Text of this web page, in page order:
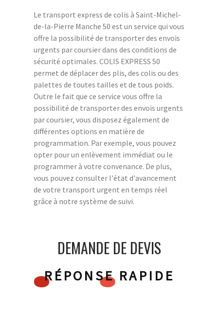
Le transport express de colis à Saint-Michel-
de-la-Pierre Manche 50 est un service qui vous
offre la possibilité de transporter des envois
urgents par coursier dans des conditions de
sécurité optimales. COLIS EXPRESS 50
permet de déplacer des plis, des colis ou des
palettes de toutes tailles et de tous poids.
Outre le fait que ce service vous offre la
possibilité de transporter des envois urgents
par coursier, vous disposez également de
différentes options en matière de
programmation. Par exemple, vous pouvez
opter pour un enlèvement immédiat ou le
programmer à votre convenance. De plus,
vous pouvez consulter l'état d'avancement
de votre transport urgent en temps réel
grâce à notre système de suivi.
DEMANDE DE DEVIS
RÉPONSE RAPIDE